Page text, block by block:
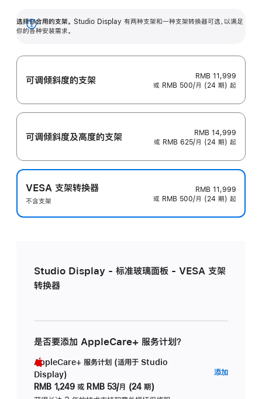
选择你合用的支架。 Studio Display 有两种支架和一种支架转换器可选，以满足
你的各种安装需求。
展
可调倾斜度的支架
RMB 11,999
或 RMB 500/月 (24 期) 起
可调倾斜度及高‍度的支‍架
RMB 14,999
或 RMB 625/月 (24 期) 起
VESA 支架转换器
不含支架
RMB 11,999
或 RMB 500/月 (24 期) 起
Studio Display - 标准玻璃面板 - VESA 支架
转换器
是否要添加 AppleCare+ 服务计划？
AppleCare+ 服务计划 (适用于 Studio
Display)
RMB 1,249 或 RMB 53/月 (24 期)
添加